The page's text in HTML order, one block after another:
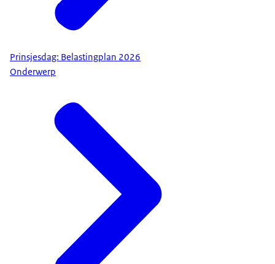
Prinsjesdag: Belastingplan 2026
Onderwerp